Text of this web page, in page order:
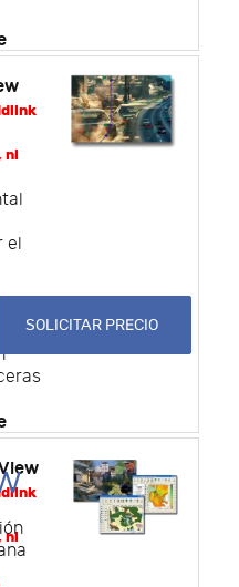
ni
el
para
ni
SOLICITAR PRECIO